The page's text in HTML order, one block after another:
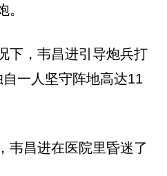
。
下，韦昌进引导炮兵打
一人坚守阵地高达11
韦昌进在医院里昏迷了